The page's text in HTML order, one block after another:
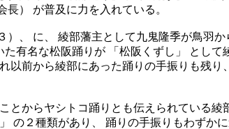
長） が普及に力を入れている。
、 に、 綾部藩主として九鬼隆季が鳥羽か
有名な松阪踊りが 「松阪くずし」 として
以前から綾部にあった踊りの手振りも残り
からヤシトコ踊りとも伝えられている綾
の２種類があり、 踊りの手振りもわずか